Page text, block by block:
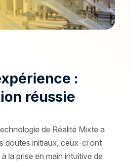
:
réussie
de Réalité Mixte a
doutes initiaux, ceux-ci ont
la prise en main intuitive de